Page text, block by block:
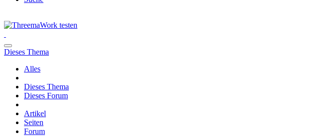
Dieses Thema
Alles
Dieses Thema
Dieses Forum
Artikel
Seiten
Forum